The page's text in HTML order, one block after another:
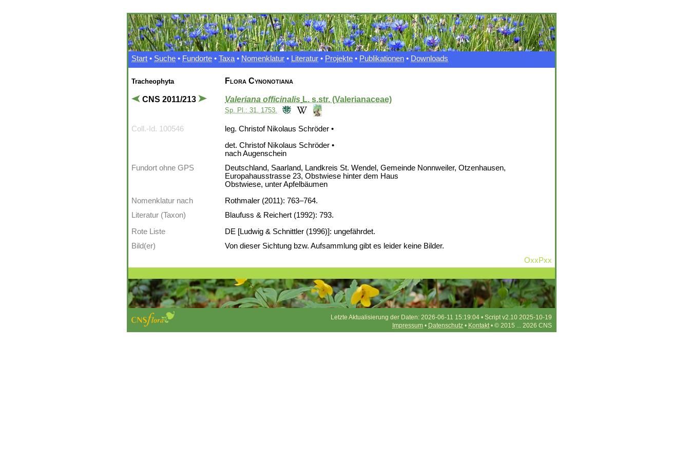
Start • Suche • Fundorte • Taxa • Nomenklatur • Literatur • Projekte • Publikationen • Downloads
Tracheophyta
CNS 2011/213
Flora Cynonotiana
Valeriana officinalis L. s.str. (Valerianaceae)
Sp. Pl.: 31. 1753.
Coll.-Id. 100546
leg. Christof Nikolaus Schröder •
det. Christof Nikolaus Schröder •
nach Augenschein
Fundort ohne GPS
Deutschland, Saarland, Landkreis St. Wendel, Gemeinde Nonnweiler, Otzenhausen,
Europahausstrasse 23, Obstwiese hinter dem Haus
Obstwiese, unter Apfelbäumen
Nomenklatur nach
Rothmaler (2011): 763–764.
Literatur (Taxon)
Blaufuss & Reichert (1992): 793.
Rote Liste
DE [Ludwig & Schnittler (1996)]: ungefährdet.
Bild(er)
Von dieser Sichtung bzw. Aufsammlung gibt es leider keine Bilder.
OxxPxx
Letzte Aktualisierung der Daten: 2026-06-11 15:19:04 • Script v2.10 2025-10-19
Impressum • Datenschutz • Kontakt• © 2015 ... 2026 CNS